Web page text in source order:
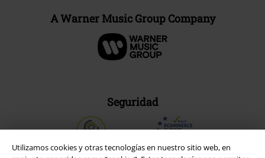
Utilizamos cookies y otras tecnologías en nuestro sitio web, en
A Warner Music Group Company
Seguridad